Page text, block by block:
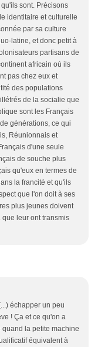
sont. Précisons
identitaire et culturelle
par sa culture
latine, et donc petit à
partisans de
africain où ils
pas chez eux et
des populations
de la socialie que
sont les Français
générations, ce qui
Réunionnais et
d'une seule
de souche plus
qu'eux en termes de
la francité et qu'ils
que l'on doit à ses
plus jeunes doivent
leur ont transmis
échapper un peu
! Ça et ce qu'on a
la petite machine
équivalent à